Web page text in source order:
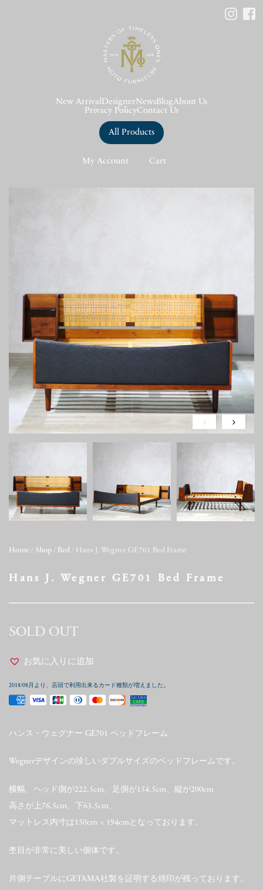
New Arrival DesignerNews BlogAbout Us
Privacy PolicyContact Us
All Products
My Account Cart
Home / Shop / Bed / Hans J. Wegner GE701 Bed Frame
Hans J. Wegner GE701 Bed Frame
SOLD OUT
お気に入りに追加
2018/08月より、店頭で利用出来るカード種類が増えました。
ハンス・ウェグナー GE701 ベッドフレーム
Wegnerデザインの珍しいダブルサイズのベッドフレームです。
横幅、ヘッド側が222.5cm、足側が154.5cm、縦が200cm
高さが上76.5cm、下63.5cm、
マットレス内寸は150cm × 194cmとなっております。
杢目が非常に美しい個体です。
片側テーブルにGETAMA社製を証明する焼印が残っております。